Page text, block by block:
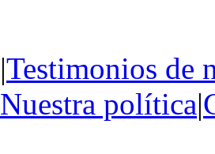
|Testimonios de
Nuestra política|